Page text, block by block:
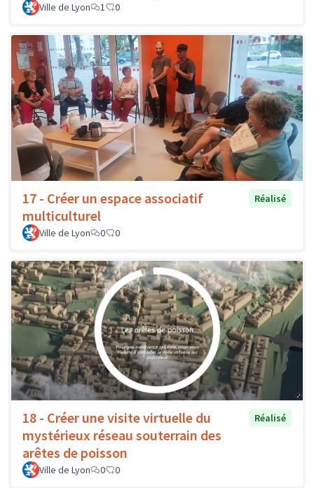
Ville de Lyon 1 0
17 - Créer un espace associatif
multiculturel
Réalisé
Ville de Lyon 0 0
18 - Créer une visite virtuelle du
mystérieux réseau souterrain des
arêtes de poisson
Réalisé
Ville de Lyon 0 0